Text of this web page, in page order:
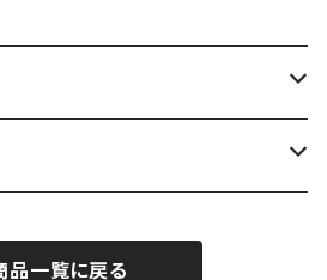
品一覧に戻る